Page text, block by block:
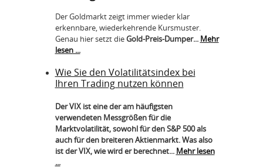
Der Goldmarkt zeigt immer wieder klar
erkennbare, wiederkehrende Kursmuster.
Genau hier setzt dieGold-Preis-Dumper... Mehr
lesen ...
Wie Sie den Volatilitätsindex bei
Ihren Trading nutzen können
Der VIX ist eine der am häufigsten
verwendeten Messgrößen für die
Marktvolatilität, sowohl für den S&P 500 als
auch für den breiteren Aktienmarkt. Was also
ist der VIX, wie wird er berechnet... Mehr lesen
...